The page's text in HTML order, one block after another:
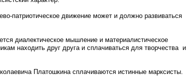
патриотическое движение может и должно развиваться
диалектическое мышление и материалистическое
находить друг друга и сплачиваться для творчества и
Платошкина сплачиваются истинные марксисты.